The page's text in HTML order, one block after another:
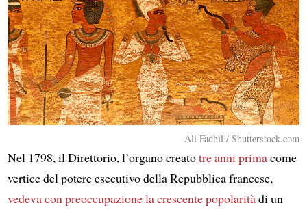
Ali Fadhil / Shutterstock.com
Nel 1798, il Direttorio, l’organo creatotre anni primacome
vertice del potere esecutivo della Repubblica francese,
vedeva con preoccupazione la crescente popolaritàdi un